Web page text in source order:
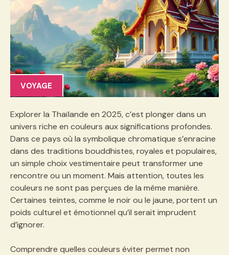
VOYAGE
Explorer la Thaïlande en 2025, c’est plonger dans un
univers riche en couleurs aux significations profondes.
Dans ce pays où la symbolique chromatique s’enracine
dans des traditions bouddhistes, royales et populaires,
un simple choix vestimentaire peut transformer une
rencontre ou un moment. Mais attention, toutes les
couleurs ne sont pas perçues de la même manière.
Certaines teintes, comme le noir ou le jaune, portent un
poids culturel et émotionnel qu’il serait imprudent
d’ignorer.
Comprendre quelles couleurs éviter permet non